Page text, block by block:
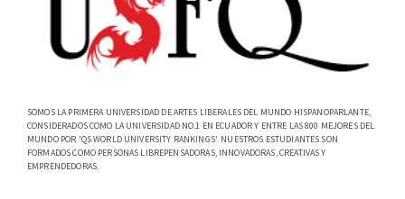
SOMOS LA PRIMERA UNIVERSIDAD DE ARTES LIBERALES DEL MUNDO HISPANOPARLANTE,
CONSIDERADOS COMO LA UNIVERSIDAD NO.1 EN ECUADOR Y ENTRE LAS 800 MEJORES DEL
MUNDO POR 'QS WORLD UNIVERSITY RANKINGS'. NUESTROS ESTUDIANTES SON
FORMADOS COMO PERSONAS LIBREPENSADORAS, INNOVADORAS, CREATIVAS Y
EMPRENDEDORAS.